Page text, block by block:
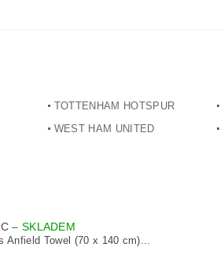
TOTTENHAM HOTSPUR
WEST HAM UNITED
– SKLADEM
Anfield Towel (70 x 140 cm)...